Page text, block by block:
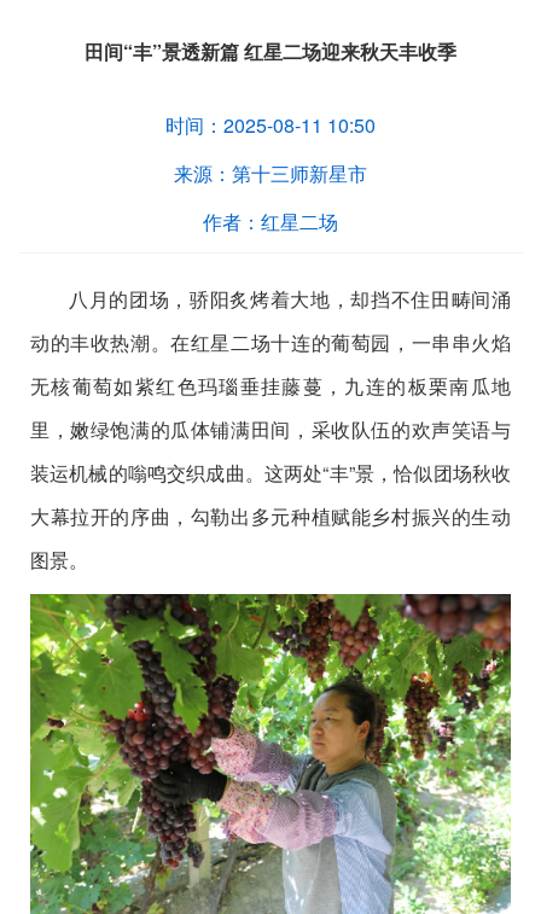
田间“丰”景透新篇 红星二场迎来秋天丰收季
时间： 2025-08-11 10:50
来源： 第十三师新星市
作者： 红星二场
八月的团场，骄阳炙烤着大地，却挡不住田畴间涌
动的丰收热潮。在红星二场十连的葡萄园，一串串火焰
无核葡萄如紫红色玛瑙垂挂藤蔓，九连的板栗南瓜地
里，嫩绿饱满的瓜体铺满田间，采收队伍的欢声笑语与
装运机械的嗡鸣交织成曲。这两处“丰”景，恰似团场秋收
大幕拉开的序曲，勾勒出多元种植赋能乡村振兴的生动
图景。